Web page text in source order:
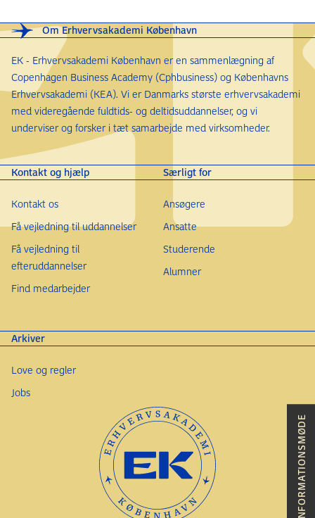
INFORMATIONSMØDE
Om Erhvervsakademi København
EK - Erhvervsakademi København er en sammenlægning af
Copenhagen Business Academy (Cphbusiness) og Københavns
Erhvervsakademi (KEA). Vi er Danmarks største erhvervsakademi
med videregående fuldtids- og deltidsuddannelser, og vi
underviser og forsker i tæt samarbejde med virksomheder.
Kontakt og hjælp
Kontakt os
Få vejledning til uddannelser
Få vejledning til
efteruddannelser
Find medarbejder
Særligt for
Ansøgere
Ansatte
Studerende
Alumner
Arkiver
Love og regler
Jobs